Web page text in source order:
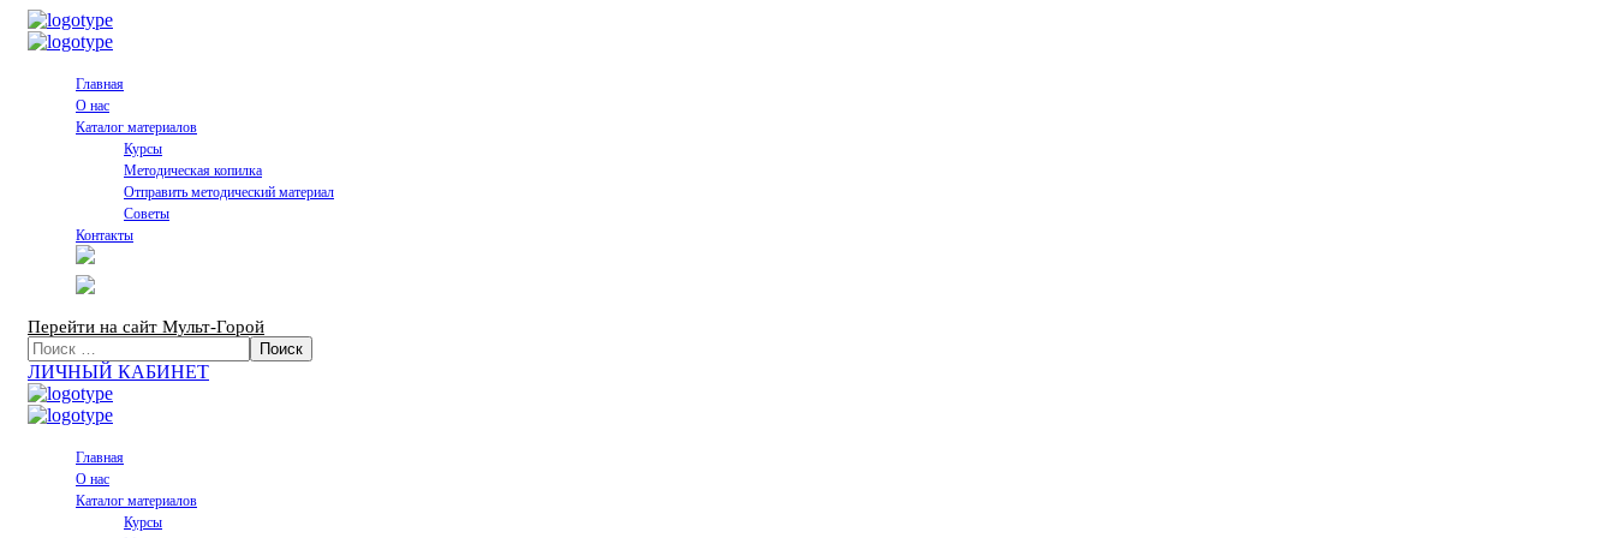
Главная
О нас
Каталог материалов
Курсы
Методическая копилка
Отправить методический материал
Советы
Контакты
Перейти на сайт Мульт-Горой
ЛИЧНЫЙ КАБИНЕТ
Главная
О нас
Каталог материалов
Курсы